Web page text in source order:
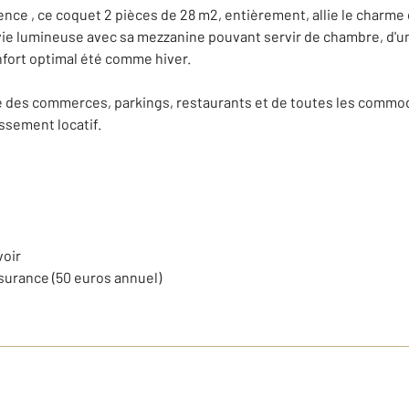
, ce coquet 2 pièces de 28 m2, entièrement, allie le
lumineuse avec sa mezzanine pouvant servir de chambre,
optimal été comme hiver.
commerces, parkings, restaurants et de toutes les
locatif.
(50 euros annuel)